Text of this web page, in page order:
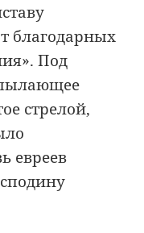
благодарных
Под
стрелой,
евреев